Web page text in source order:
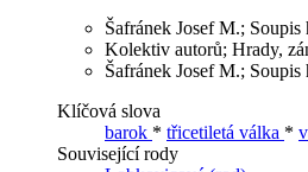
Šafránek Josef M.;
Kolektiv autorů; Hrady,
Šafránek Josef M.;
Klíčová slova
barok * třicetiletá válka *
Související rody